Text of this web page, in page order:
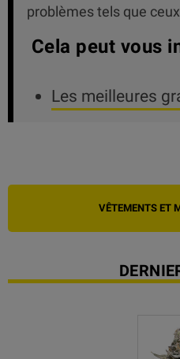
VÊTEMENTS ET
problèmes tels que
Cela peut vous
Les meilleures